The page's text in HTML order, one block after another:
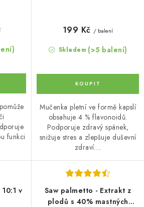
funkci
Skladem (>5 balení)
199 Kč / balení
Mučenka pletní ve formě kapslí
obsahuje 4 % flavonoidů.
Podporuje zdravý spánek,
snižuje stres a zlepšuje duševní
zdraví....
v
Saw palmetto - Extrakt z
plodů s 40% mastných